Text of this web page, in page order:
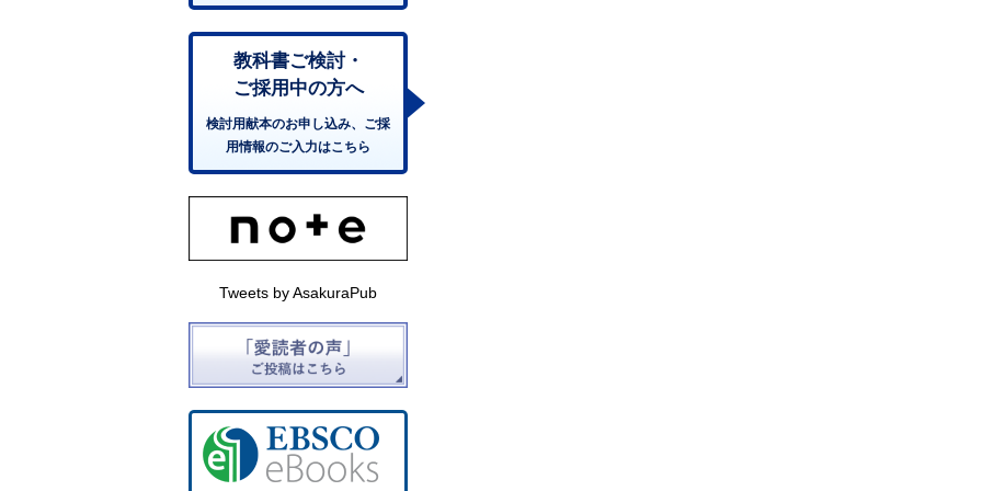
教科書ご検討・
ご採用中の方へ
検討用献本のお申し込み、ご採
用情報のご入力はこちら
Tweets by AsakuraPub